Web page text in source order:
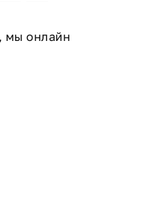
мы онлайн